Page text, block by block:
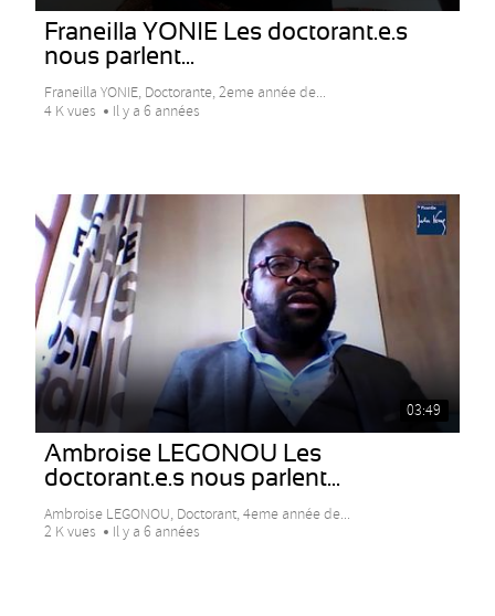
Franeilla YONIE Les doctorant.e.s
nous parlent...
Franeilla YONIE, Doctorante, 2eme année de...
4 K vues
Il y a 6 années
03:49
Ambroise LEGONOU Les
doctorant.e.s nous parlent...
Ambroise LEGONOU, Doctorant, 4eme année de...
2 K vues
Il y a 6 années